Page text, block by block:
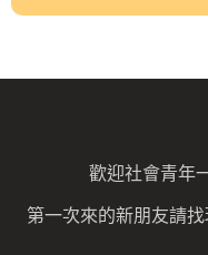
歡迎社會青年
第一次來的新朋友請